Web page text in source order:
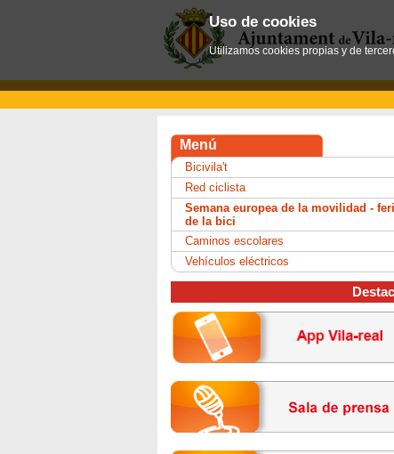
Menú
Bicivila't
Red ciclista
Semana europea de la movilidad -
de la bici
Caminos escolares
Vehículos eléctricos
Uso de cookies
Utilizamos cookies propias y de